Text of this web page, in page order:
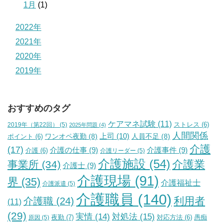
1月 (1)
2022年
2021年
2020年
2019年
おすすめのタグ
2019年（第22回） (5) 2025年問題 (4) ケアマネ試験 (11) ストレス (6)
ポイント (6) ワンオペ夜勤 (8) 上司 (10) 人員不足 (8) 人間関係
(17) 介護 (6) 介護の仕事 (9) 介護リーダー (5) 介護事件 (9) 介護
事業所 (34) 介護士 (9) 介護施設 (54) 介護業
界 (35) 介護派遣 (5) 介護現場 (91) 介護福祉士
(11) 介護職 (24) 介護職員 (140) 利用者
(29) 原因 (5) 夜勤 (7) 実情 (14) 対処法 (15) 対応方法 (6) 愚痴